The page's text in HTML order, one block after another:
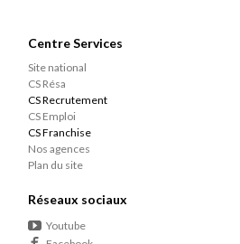
Centre Services
Site national
CS Résa
CS Recrutement
CS Emploi
CS Franchise
Nos agences
Plan du site
Réseaux sociaux
Youtube